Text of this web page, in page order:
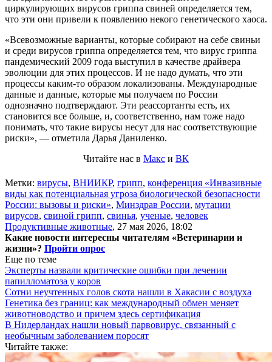
циркулирующих вирусов гриппа свиней определяется тем,
что эти они привели к появлению некого генетического хаоса.
«Всевозможные варианты, которые собирают на себе свиньи
и среди вирусов гриппа определяется тем, что вирус гриппа
пандемический 2009 года выступил в качестве драйвера
эволюции для этих процессов. И не надо думать, что эти
процессы каким-то образом локализованы. Международные
данные и данные, которые мы получаем по России
однозначно подтверждают. Эти реассортанты есть, их
становится все больше, и, соответственно, нам тоже надо
понимать, что такие вирусы несут для нас соответствующие
риски», — отметила Дарья Даниленко.
Читайте нас в Макс и ВК
Метки: вирусы, ВНИИКР, грипп, конференция «Инвазивные
виды как потенциальная угроза биологической безопасности
России: вызовы и риски», Минздрав России, мутации
вирусов, свиной грипп, свинья, ученые, человек
Продуктивные животные, 27 мая 2026, 18:02
Какие новости интересны читателям «Ветеринарии и
жизни»? Пройти опрос
Еще по теме
Эксперты назвали критические ошибки при лечении
папилломатоза у коров
Сотни неучтенных голов скота нашли в Хакасии с воздуха
Генетика без границ: как международный обмен меняет
животноводство и причем здесь сертификация
В Нидерландах нашли новый парвовирус, связанный с
необычным заболеванием поросят
Читайте также: